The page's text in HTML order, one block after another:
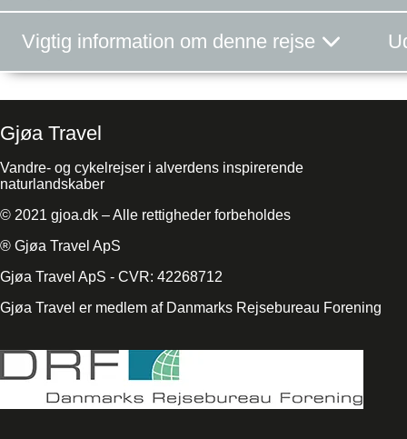
Vigtig information om denne rejse
Gjøa Travel
Vandre- og cykelrejser i alverdens inspirerende
naturlandskaber
© 2021 gjoa.dk – Alle rettigheder forbeholdes
® Gjøa Travel ApS
Gjøa Travel ApS - CVR: 42268712
Gjøa Travel er medlem af Danmarks Rejsebureau Forening